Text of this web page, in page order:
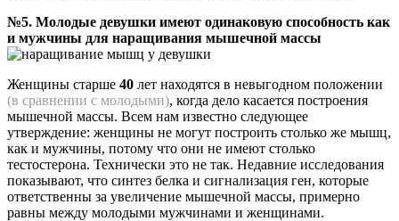
№5. Молодые девушки имеют одинаковую способность как
и мужчины для наращивания мышечной массы
Женщины старше 40 лет находятся в невыгодном положении
(в сравнении с молодыми), когда дело касается построения
мышечной массы. Всем нам известно следующее
утверждение: женщины не могут построить столько же мышц,
как и мужчины, потому что они не имеют столько
тестостерона. Технически это не так. Недавние исследования
показывают, что синтез белка и сигнализация ген, которые
ответственны за увеличение мышечной массы, примерно
равны между молодыми мужчинами и женщинами.